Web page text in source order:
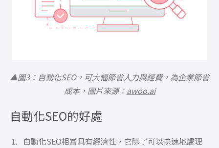
▲圖3：自動化SEO，可大幅節省人力與經費，為企業節省
成本，圖片來源： awoo.ai
自動化SEO的好處
自動化SEO相當具有經濟性，它除了可以快速地處理